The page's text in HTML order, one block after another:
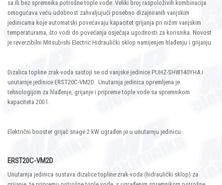
sa ili bez spremnika potrošne tople vode. Veliki broj raspoloživih kombinacija
omogućava veću udobnost zahvaljujući posebno dizajniranih vanjskim
jedinicama koje automatski povećavaju kapacitet grijanja pri nižim vanjskim
temperaturama, što vodi do povećanja osjećaja ugodnosti za korisnika. Novost
je reverzibilni Mitsubishi Electric Hidraulički sklop namijenjen hlađenju i grijanju.
Dizalica topline zrak-voda sastoji se od vanjske jedinice PUHZ-SHW140YHA i
unutarnje jedinice ERST20C-VM2D. Unutarnja jedinica opremljena je
tehnologijom za hlađenje, grijanje i pripreme tople vode sa spremnikom
kapaciteta 200 l.
Električni booster grijač snage 2 kW ugrađen je u unutarnju jedinicu.
ERST20C-VM2D
Unutarnja jedinica sustava dizalice topline zrak-voda (hidraulički sklop) za